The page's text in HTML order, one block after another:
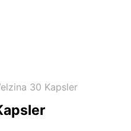
30 Kapsler